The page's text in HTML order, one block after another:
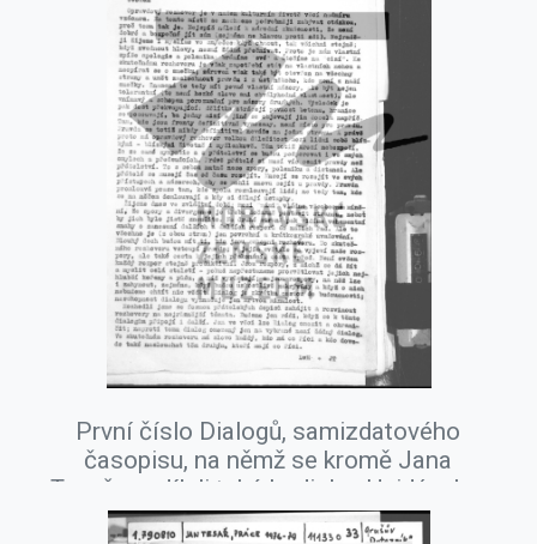
První číslo Dialogů, samizdatového
časopisu, na němž se kromě Jana
Tesaře podíleli také Ladislav Hejdánek a
Rudolf Battěk, říjen 1977